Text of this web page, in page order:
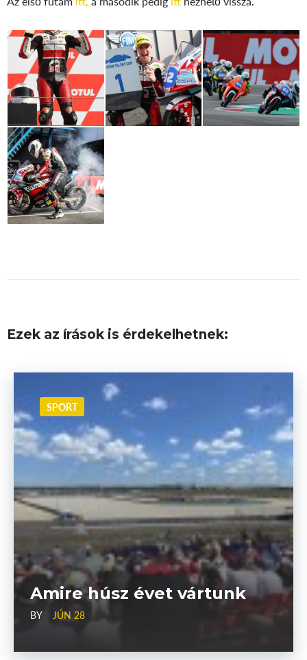
Ezek az írások is érdekelhetnek:
SPORT
Amire húsz évet vártunk
BY JÚN 28